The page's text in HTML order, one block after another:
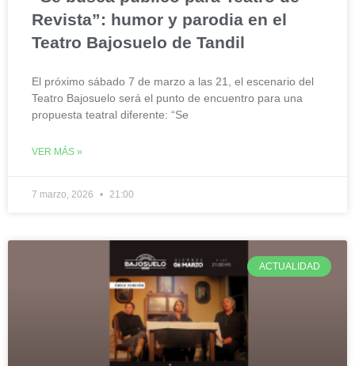
Revista”: humor y parodia en el
Teatro Bajosuelo de Tandil
El próximo sábado 7 de marzo a las 21, el escenario del
Teatro Bajosuelo será el punto de encuentro para una
propuesta teatral diferente: “Se
VER MÁS »
7 marzo, 2026 21:00
ACTUALIDAD